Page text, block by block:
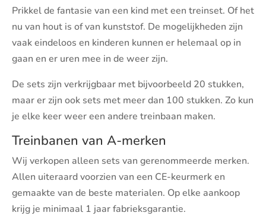
Prikkel de fantasie van een kind met een treinset. Of het
nu van hout is of van kunststof. De mogelijkheden zijn
vaak eindeloos en kinderen kunnen er helemaal op in
gaan en er uren mee in de weer zijn.
De sets zijn verkrijgbaar met bijvoorbeeld 20 stukken,
maar er zijn ook sets met meer dan 100 stukken. Zo kun
je elke keer weer een andere treinbaan maken.
Treinbanen van A-merken
Wij verkopen alleen sets van gerenommeerde merken.
Allen uiteraard voorzien van een CE-keurmerk en
gemaakte van de beste materialen. Op elke aankoop
krijg je minimaal 1 jaar fabrieksgarantie.